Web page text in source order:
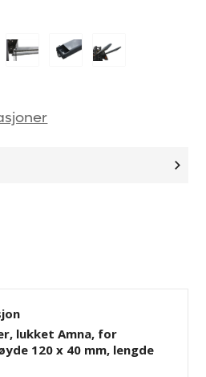
lukket Amna, for
120 x 40 mm, lengde